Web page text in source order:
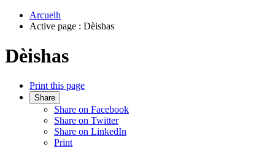
Arcuelh
Active page : Dèishas
Dèishas
Print this page
Share
Share on Facebook
Share on Twitter
Share on LinkedIn
Print